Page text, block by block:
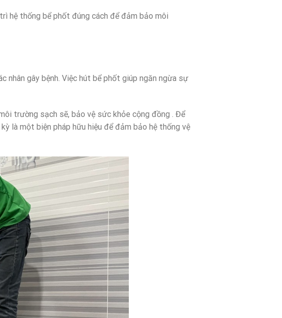
hệ thống bể phốt đúng cách để đảm bảo môi
nhân gây bệnh. Việc hút bể phốt giúp ngăn ngừa sự
trường sạch sẽ, bảo vệ sức khỏe cộng đồng . Để
là một biện pháp hữu hiệu để đảm bảo hệ thống vệ